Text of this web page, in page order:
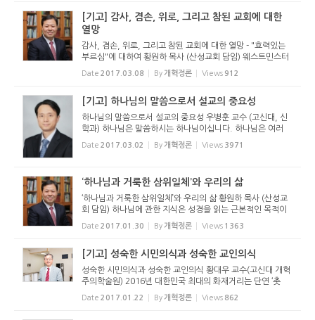
[기고] 감사, 겸손, 위로, 그리고 참된 교회에 대한
열망
감사, 겸손, 위로, 그리고 참된 교회에 대한 열망 - "효력있는
부르심"에 대하여 황원하 목사 (산성교회 담임) 웨스트민스터
신앙고백서 제10장은 ‘효력 있는 부르심’에 대해서 말합니다.
‘효력 있는 부르심’이란 하나님이 그분의 경...
Date 2017.03.08 By 개혁정론 Views 912
[기고] 하나님의 말씀으로서 설교의 중요성
하나님의 말씀으로서 설교의 중요성 우병훈 교수 (고신대, 신
학과) 하나님은 말씀하시는 하나님이십니다. 하나님은 여러
가지 수단을 통해 말씀하십니다. 하나님은 우리의 개인 성경
묵상을 통해서 우리에게 말씀하실 수 있습니다. 기도나 성도의
Date 2017.03.02 By 개혁정론 Views 3971
‘하나님과 거룩한 삼위일체’와 우리의 삶
‘하나님과 거룩한 삼위일체’와 우리의 삶 황원하 목사 (산성교
회 담임) 하나님에 관한 지식은 성경을 읽는 근본적인 목적이
며 신학 본연의 주제이다. 즉 우리는 성경을 통하여 하나님이
어떤 분이신지를 배우며, 신학이라는 학문을 통하여 하나님...
Date 2017.01.30 By 개혁정론 Views 1363
[기고] 성숙한 시민의식과 성숙한 교인의식
성숙한 시민의식과 성숙한 교인의식 황대우 교수(고신대 개혁
주의학술원) 2016년 대한민국 최대의 화재거리는 단연 ‘촛
불’과 ‘탄핵’이다. 최순실의 국정농단이 밝혀지면서 민심은 ‘광
화문 촛불’로 봉기했다. 주말마다 봉...
Date 2017.01.22 By 개혁정론 Views 862